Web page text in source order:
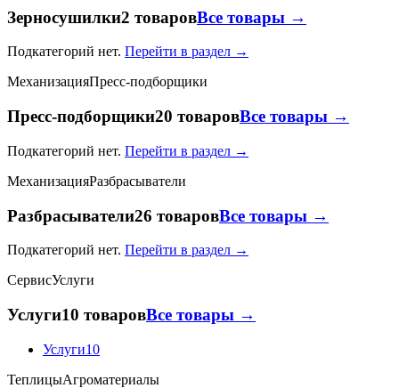
Зерносушилки2 товаровВсе товары →
Подкатегорий нет. Перейти в раздел →
МеханизацияПресс-подборщики
Пресс-подборщики20 товаровВсе товары →
Подкатегорий нет. Перейти в раздел →
МеханизацияРазбрасыватели
Разбрасыватели26 товаровВсе товары →
Подкатегорий нет. Перейти в раздел →
СервисУслуги
Услуги10 товаровВсе товары →
Услуги10
ТеплицыАгроматериалы